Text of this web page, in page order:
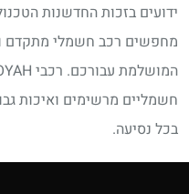
ידועים בזכות החדשנות
חשמליים מרשימים ואיכות
בכל נסיעה.